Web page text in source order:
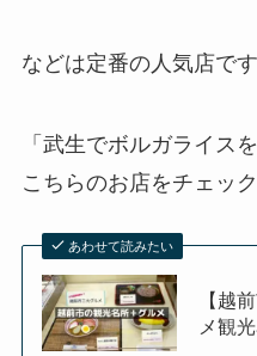
などは定番の人気店です
「武生でボルガライス
こちらのお店をチェッ
あわせて読みたい
【越
メ観